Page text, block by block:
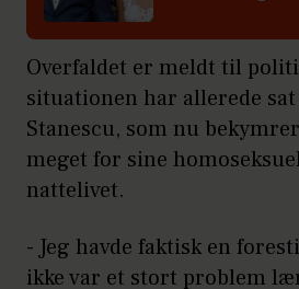
Overfaldet er meldt til
situationen har allerede
Stanescu, som nu
meget for sine
nattelivet.
- Jeg havde faktisk en
ikke var et stort problem